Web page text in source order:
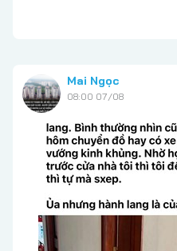
Mai Ngọc
08:00 07/08